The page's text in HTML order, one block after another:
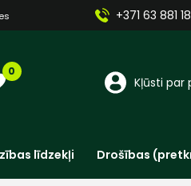
+371 63 881
0
Kļūsti par
līdzekļi Drošības